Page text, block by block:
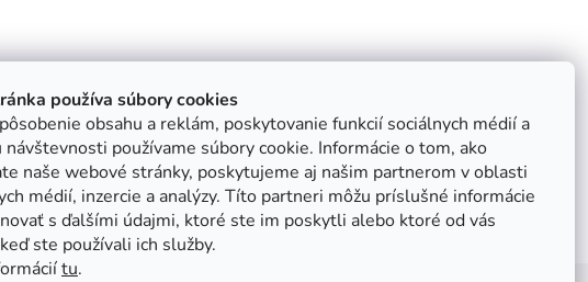
používa súbory cookies
obsahu a reklám, poskytovanie funkcií sociálnych médií a
návštevnosti používame súbory cookie. Informácie o tom, ako
naše webové stránky, poskytujeme aj našim partnerom v oblasti
médií, inzercie a analýzy. Títo partneri môžu príslušné informácie
s ďalšími údajmi, ktoré ste im poskytli alebo ktoré od vás
ste používali ich služby.
tu.